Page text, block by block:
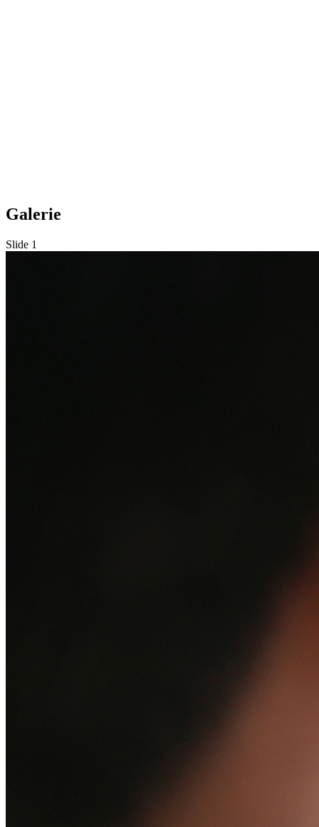
Galerie
Slide 1